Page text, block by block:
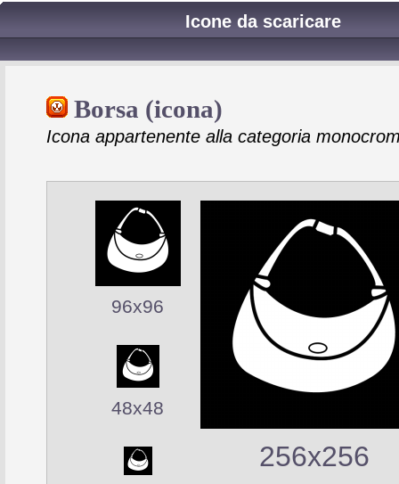
Icone da scaricare
Borsa (icona)
Icona appartenente alla categoria
96x96
48x48
256x256